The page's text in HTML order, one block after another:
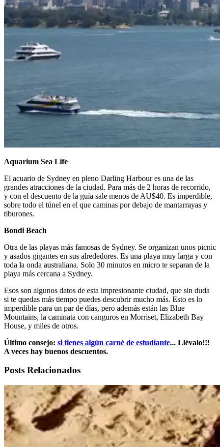
Aquarium Sea Life
El acuario de Sydney en pleno Darling Harbour es una de las
grandes atracciones de la ciudad. Para más de 2 horas de recorrido,
y con el descuento de la guía sale menos de AU$40. Es imperdible,
sobre todo el túnel en el que caminas por debajo de mantarrayas y
tiburones.
Bondi Beach
Otra de las playas más famosas de Sydney. Se organizan unos picnic
y asados gigantes en sus alrededores. Es una playa muy larga y con
toda la onda australiana. Solo 30 minutos en micro te separan de la
playa más cercana a Sydney.
Esos son algunos datos de esta impresionante ciudad, que sin duda
si te quedas más tiempo puedes descubrir mucho más. Esto es lo
imperdible para un par de días, pero además están las Blue
Mountains, la caminata con canguros en Morriset, Elizabeth Bay
House, y miles de otros.
Último consejo: si tienes algún carné de estudiante... Llévalo!!!
A veces hay buenos descuentos.
Posts Relacionados